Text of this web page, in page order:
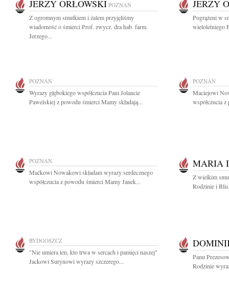
JERZY ORŁOWSKI POZNAŃ
Z ogromnym smutkiem i żalem przyjęliśmy
wiadomość o śmierci Prof. zwycz. dra hab. farm.
Jerzego...
JERZY
Pogrążeni w
wieloletniego
POZNAŃ
Wyrazy głębokiego współczucia Pani Jolancie
Pawelskiej z powodu śmierci Mamy składają...
POZNAŃ
Maciejowi
współczucia
POZNAŃ
Maćkowi Nowakowi składam wyrazy serdecznego
współczucia z powodu śmierci Mamy Janek...
MARIA
Z wielkim
Rodzinie i
BYDGOSZCZ
"Nie umiera ten, kto trwa w sercach i pamięci naszej"
Jackowi Surynowi wyrazy szczerego...
Panu
Rodzinie